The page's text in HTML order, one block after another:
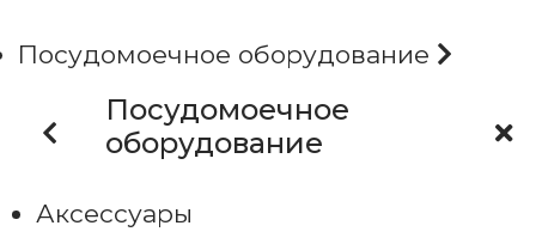
Посудомоечное оборудование
Посудомоечное
оборудование
Аксессуары